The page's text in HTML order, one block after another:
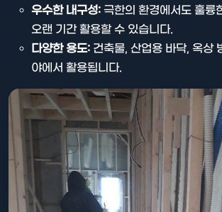
우수한 내구성: 극한의 환경에서도 훌륭
오랜 기간 활용할 수 있습니다.
다양한 용도: 건축물, 산업용 바닥, 옥상
야에서 활용됩니다.